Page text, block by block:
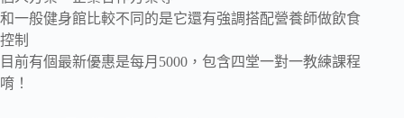
和一般健身館比較不同的是它還有強調搭配營養師做飲食
控制
目前有個最新優惠是每月5000，包含四堂一對一教練課程
唷！